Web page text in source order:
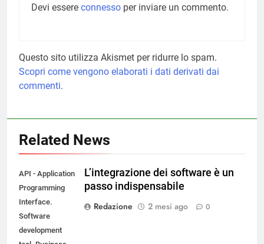
Devi essere connesso per inviare un commento.
Questo sito utilizza Akismet per ridurre lo spam.
Scopri come vengono elaborati i dati derivati dai
commenti.
Related News
API - Application
Programming
Interface.
Software
development
L’integrazione dei software è un
passo indispensabile
Redazione
2 mesi ago 0